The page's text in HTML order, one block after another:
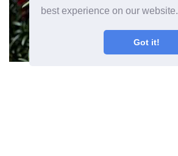
best experience on our website.
Got it!